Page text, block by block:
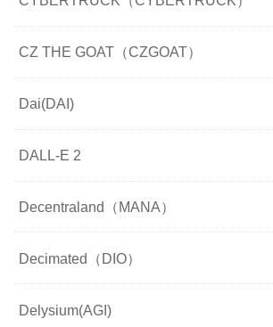
CZ THE GOAT（CZGOAT）
Dai(DAI)
DALL-E 2
Decentraland（MANA）
Decimated（DIO）
Delysium(AGI)